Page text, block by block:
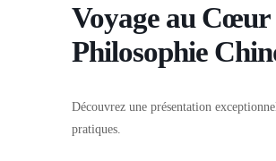
Voyage au
Philosophie
Découvrez une présentation
pratiques.